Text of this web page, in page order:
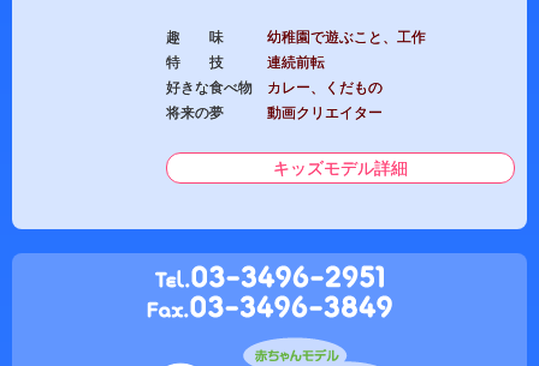
趣 味
幼稚園で遊ぶこと、工作
特 技
連続前転
好きな食べ物
カレー、くだもの
将来の夢
動画クリエイター
キッズモデル詳細